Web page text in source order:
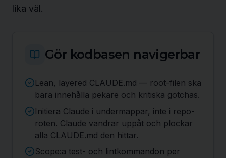
lika väl.
Gör kodbasen navigerbar
Lean, layered CLAUDE.md — root-filen ska
bara innehålla pekare och kritiska gotchas.
Initiera Claude i undermappar, inte i repo-
roten. Claude vandrar uppåt och plockar
alla CLAUDE.md den hittar.
Scope:a test- och lintkommandon per